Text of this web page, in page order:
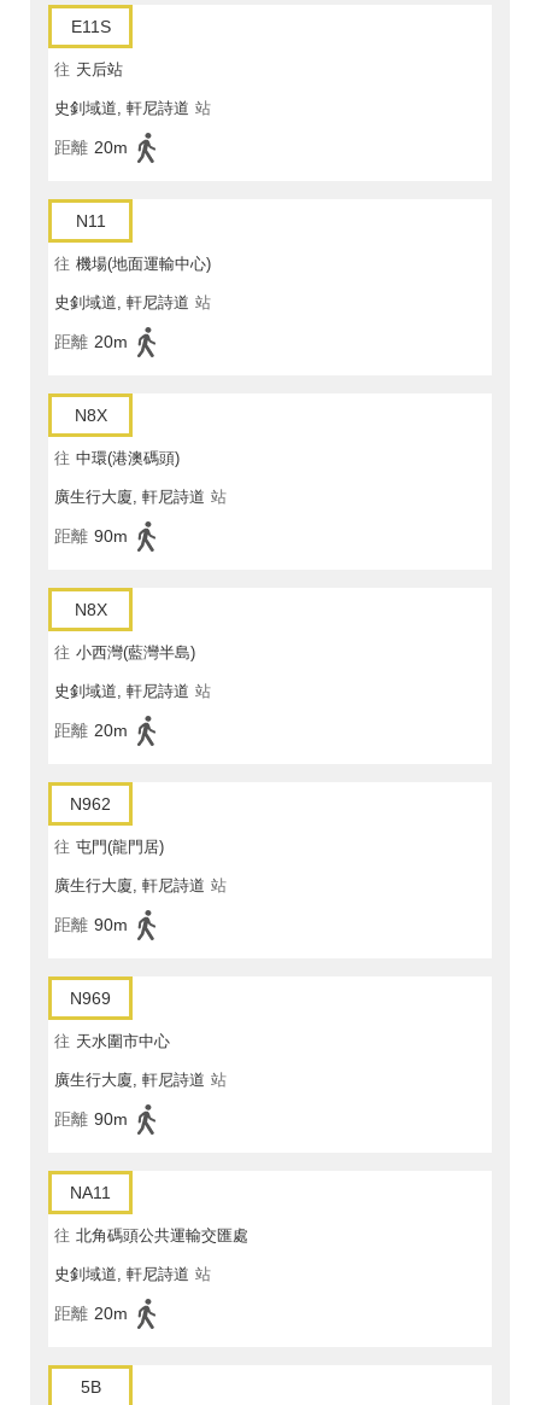
E11S
往 天后站
史釗域道, 軒尼詩道 站
距離 20m
N11
往 機場(地面運輸中心)
史釗域道, 軒尼詩道 站
距離 20m
N8X
往 中環(港澳碼頭)
廣生行大廈, 軒尼詩道 站
距離 90m
N8X
往 小西灣(藍灣半島)
史釗域道, 軒尼詩道 站
距離 20m
N962
往 屯門(龍門居)
廣生行大廈, 軒尼詩道 站
距離 90m
N969
往 天水圍市中心
廣生行大廈, 軒尼詩道 站
距離 90m
NA11
往 北角碼頭公共運輸交匯處
史釗域道, 軒尼詩道 站
距離 20m
5B